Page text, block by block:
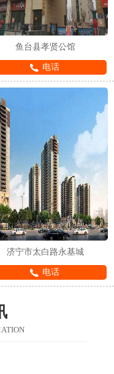
鱼台县孝贤公馆
电话
济宁市太白路永基城
电话